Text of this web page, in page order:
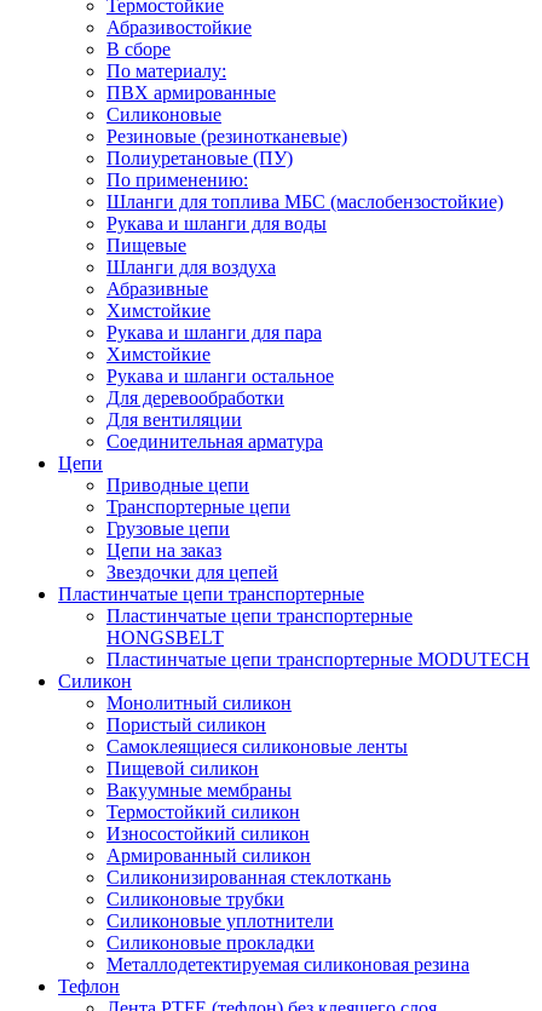
Термостойкие
Абразивостойкие
В сборе
По материалу:
ПВХ армированные
Силиконовые
Резиновые (резинотканевые)
Полиуретановые (ПУ)
По применению:
Шланги для топлива МБС (маслобензостойкие)
Рукава и шланги для воды
Пищевые
Шланги для воздуха
Абразивные
Химстойкие
Рукава и шланги для пара
Химстойкие
Рукава и шланги остальное
Для деревообработки
Для вентиляции
Соединительная арматура
Цепи
Приводные цепи
Транспортерные цепи
Грузовые цепи
Цепи на заказ
Звездочки для цепей
Пластинчатые цепи транспортерные
Пластинчатые цепи транспортерные
HONGSBELT
Пластинчатые цепи транспортерные MODUTECH
Силикон
Монолитный силикон
Пористый силикон
Самоклеящиеся силиконовые ленты
Пищевой силикон
Вакуумные мембраны
Термостойкий силикон
Износостойкий силикон
Армированный силикон
Силиконизированная стеклоткань
Силиконовые трубки
Силиконовые уплотнители
Силиконовые прокладки
Металлодетектируемая силиконовая резина
Тефлон